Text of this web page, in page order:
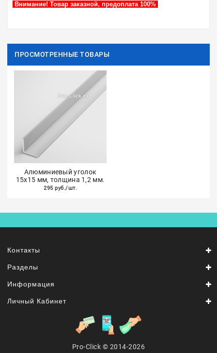
Внимание! Товар заказной, предоплата 100%
ПРОСМОТРЕННЫЕ ТОВАРЫ
Алюминиевый уголок
15х15 мм, толщина 1,2 мм.
295 руб./шт.
Контакты
Разделы
Информация
Личный Кабинет
Pro-Click © 2014-2026